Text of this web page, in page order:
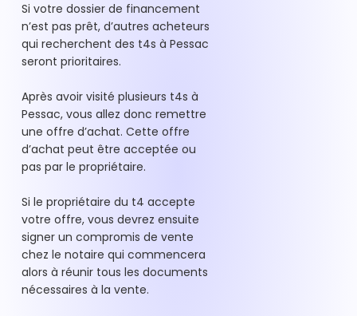
Si votre dossier de financement
n’est pas prêt, d’autres acheteurs
qui recherchent des t4s à Pessac
seront prioritaires.
Après avoir visité plusieurs t4s à
Pessac, vous allez donc remettre
une offre d’achat. Cette offre
d’achat peut être acceptée ou
pas par le propriétaire.
Si le propriétaire du t4 accepte
votre offre, vous devrez ensuite
signer un compromis de vente
chez le notaire qui commencera
alors à réunir tous les documents
nécessaires à la vente.